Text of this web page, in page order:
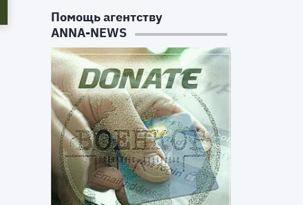
Помощь агентству
ANNA-NEWS